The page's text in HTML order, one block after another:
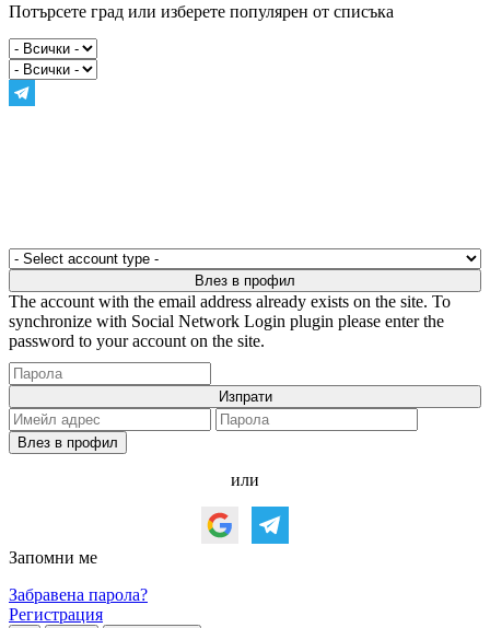
Потърсете град или изберете популярен от списъка
The account with the email address already exists on the site. To
synchronize with Social Network Login plugin please enter the
password to your account on the site.
или
Запомни ме
Забравена парола?
Регистрация